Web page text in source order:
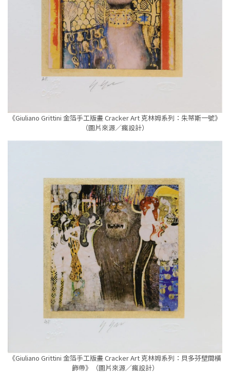
《Giuliano Grittini 金箔手工版畫 Cracker Art 克林姆系列：朱蒂斯一號》
（圖片來源／瘋設計）
《Giuliano Grittini 金箔手工版畫 Cracker Art 克林姆系列：貝多芬壁間橫
飾帶》（圖片來源／瘋設計）